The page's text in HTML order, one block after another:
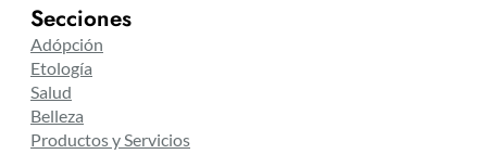
Secciones
Adópción
Etología
Salud
Belleza
Productos y Servicios